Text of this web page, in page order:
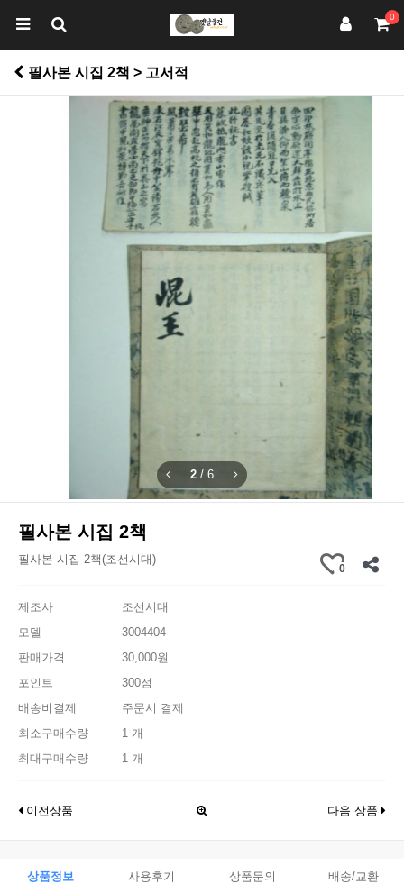
0
필사본 시집 2책 > 고서적
2 / 6
필사본 시집 2책
필사본 시집 2책(조선시대)
0
제조사
조선시대
모델
3004404
판매가격
30,000원
포인트
300점
배송비결제
주문시 결제
최소구매수량
1 개
최대구매수량
1 개
이전상품 다음 상품
상품정보 사용후기 상품문의 배송/교환